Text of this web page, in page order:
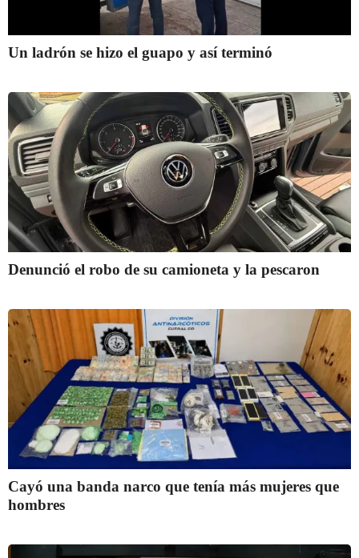
Un ladrón se hizo el guapo y así terminó
Denunció el robo de su camioneta y la pescaron
Cayó una banda narco que tenía más mujeres que
hombres